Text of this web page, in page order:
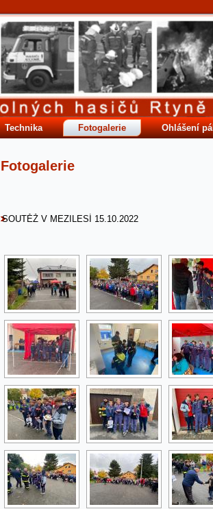
Technika Fotogalerie Ohlášení
Fotogalerie
SOUTĚŽ V MEZILESÍ 15.10.2022